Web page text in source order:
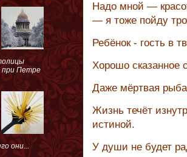
Надо мной —
— я тоже пойду
Ребёнок - гость в
Хорошо сказанное
Даже мёртвая
Жизнь течёт
истиной.
У души не будет
при Петре
они...